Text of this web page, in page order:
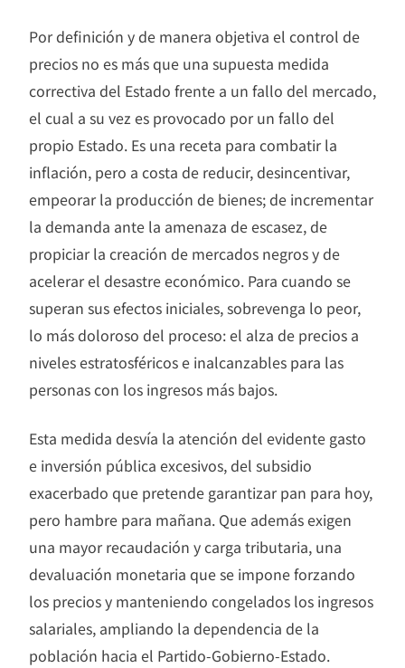
Por definición y de manera objetiva el control de
precios no es más que una supuesta medida
correctiva del Estado frente a un fallo del mercado,
el cual a su vez es provocado por un fallo del
propio Estado. Es una receta para combatir la
inflación, pero a costa de reducir, desincentivar,
empeorar la producción de bienes; de incrementar
la demanda ante la amenaza de escasez, de
propiciar la creación de mercados negros y de
acelerar el desastre económico. Para cuando se
superan sus efectos iniciales, sobrevenga lo peor,
lo más doloroso del proceso: el alza de precios a
niveles estratosféricos e inalcanzables para las
personas con los ingresos más bajos.
Esta medida desvía la atención del evidente gasto
e inversión pública excesivos, del subsidio
exacerbado que pretende garantizar pan para hoy,
pero hambre para mañana. Que además exigen
una mayor recaudación y carga tributaria, una
devaluación monetaria que se impone forzando
los precios y manteniendo congelados los ingresos
salariales, ampliando la dependencia de la
población hacia el Partido-Gobierno-Estado.